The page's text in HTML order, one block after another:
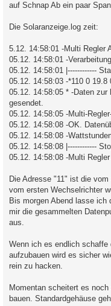
auf Schnap Ab ein paar
Die Solaranzeige.log zeit:
5.12. 14:58:01 -Multi Regler
05.12. 14:58:01 -
05.12. 14:58:01 |------------
05.12. 14:58:03 -*110 0
05.12. 14:58:05 * -Daten
gesendet.
05.12. 14:58:05 -Multi-
05.12. 14:58:08 -OK.
05.12. 14:58:08 -
05.12. 14:58:08 |------------
05.12. 14:58:08 -Multi
Die Adresse "11" ist die
vom ersten Wechselrichter
Bis morgen Abend lasse ich
mir die gesammelten
aus.
Wenn ich es endlich schaffe
aufzubauen wird es sicher
rein zu hacken.
Momentan scheitert es
bauen. Standardgehäuse